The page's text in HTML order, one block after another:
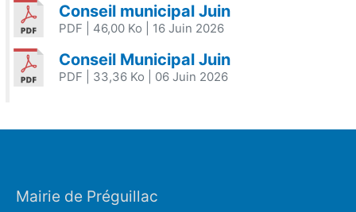
Conseil municipal Juin
PDF | 46,00 Ko | 16 Juin 2026
Conseil Municipal Juin
PDF | 33,36 Ko | 06 Juin 2026
Mairie de Préguillac